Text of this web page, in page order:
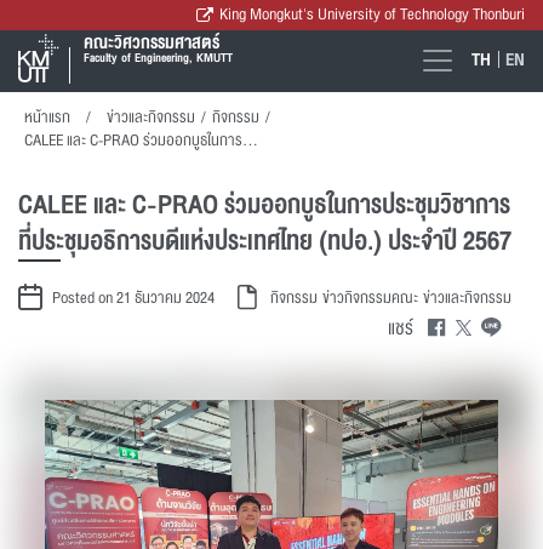
King Mongkut's University of Technology Thonburi
คณะวิศวกรรมศาสตร์
Faculty of Engineering, KMUTT TH EN
หน้าแรก ข่าวและกิจกรรม / กิจกรรม /
CALEE และ C-PRAO ร่วมออกบูธในการประชุมวิชาการ ที่ประชุมอธิการบดีแห่งประเทศไทย (ทปอ.) ประจำปี 2567
CALEE และ C-PRAO ร่วมออกบูธในการประชุมวิชาการ
ที่ประชุมอธิการบดีแห่งประเทศไทย (ทปอ.) ประจำปี 2567
Posted on 21 ธันวาคม 2024 กิจกรรม ข่าวกิจกรรมคณะข่าวและกิจกรรม
แชร์